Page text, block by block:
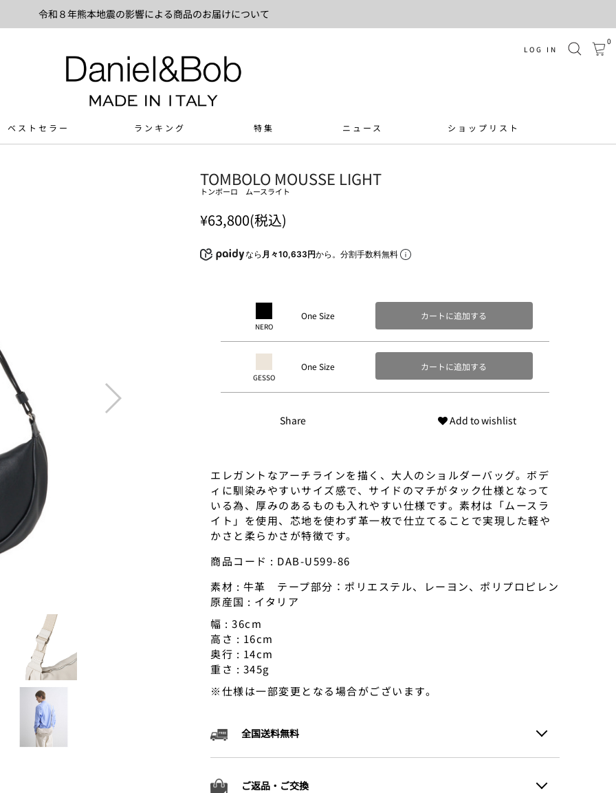
令和８年熊本地震の影響による商品のお届けについて
LOG IN
0
ベストセラー ランキング 特集 ニュース ショップリスト
next
TOMBOLO MOUSSE LIGHT
トンボーロ ムースライト
¥63,800(税込)
なら 月々10,633円から。分割手数料無料
NERO
One Size カートに追加する
GESSO
One Size カートに追加する
Share Add to wishlist
エレガントなアーチラインを描く、大人のショルダーバッグ。ボデ
ィに馴染みやすいサイズ感で、サイドのマチがタック仕様となって
いる為、厚みのあるものも入れやすい仕様です。素材は「ムースラ
イト」を使用、芯地を使わず革一枚で仕立てることで実現した軽や
かさと柔らかさが特徴です。
商品コード : DAB-U599-86
素材 : 牛革 テープ部分：ポリエステル、レーヨン、ポリプロピレン
原産国 : イタリア
幅 : 36cm
高さ : 16cm
奥行 : 14cm
重さ : 345g
※仕様は一部変更となる場合がございます。
全国送料無料
ご返品・ご交換